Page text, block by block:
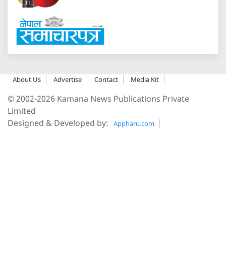
About Us Advertise Contact Media Kit
© 2002-2026 Kamana News Publications Private
Limited
Designed & Developed by:
Appharu.com